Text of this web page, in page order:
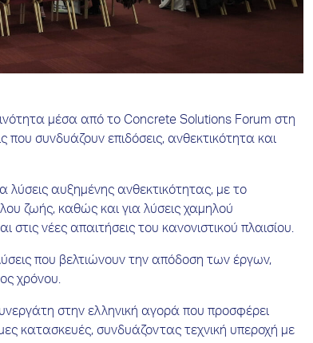
μέσα από το Concrete Solutions Forum στη
συνδυάζουν επιδόσεις, ανθεκτικότητα και
αυξημένης ανθεκτικότητας, με το
ζωής, καθώς και για λύσεις χαμηλού
νέες απαιτήσεις του κανονιστικού πλαισίου.
που βελτιώνουν την απόδοση των έργων,
χρόνου.
στην ελληνική αγορά που προσφέρει
κατασκευές, συνδυάζοντας τεχνική υπεροχή με